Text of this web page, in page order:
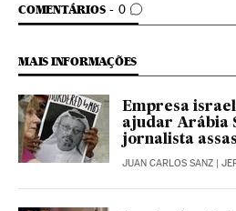
COMENTÁRIOS 0
COMENTÁRIOS
MAIS INFORMAÇÕES
Empresa
ajudar Arábia
jornalista
JUAN CARLOS SANZ |